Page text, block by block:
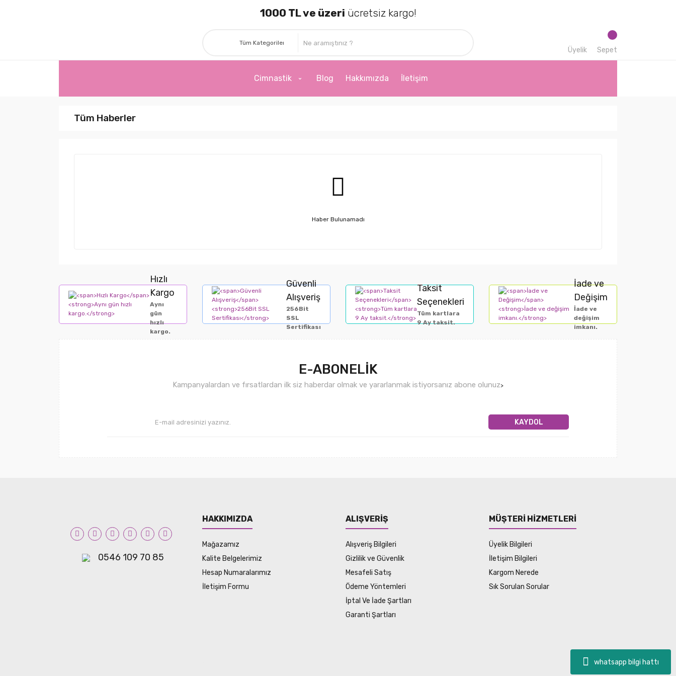
whatsapp bilgi hattı
1000 TL ve üzeri ücretsiz kargo!
Üyelik Sepet
Cimnastik Blog Hakkımızda İletişim
Tüm Haberler
Haber Bulunamadı
Hızlı
Kargo
Aynı
gün
hızlı
kargo.
Güvenli
Alışveriş
256Bit
SSL
Sertifikası
Taksit
Seçenekleri
Tüm kartlara
9 Ay taksit.
İade ve
Değişim
İade ve
değişim
imkanı.
E-ABONELİK
Kampanyalardan ve fırsatlardan ilk siz haberdar olmak ve yararlanmak istiyorsanız abone olunuz>
KAYDOL
0546 109 70 85
HAKKIMIZDA
Mağazamız
Kalite Belgelerimiz
Hesap Numaralarımız
İletişim Formu
ALIŞVERİŞ
Alışveriş Bilgileri
Gizlilik ve Güvenlik
Mesafeli Satış
Ödeme Yöntemleri
İptal Ve İade Şartları
Garanti Şartları
MÜŞTERİ HİZMETLERİ
Üyelik Bilgileri
İletişim Bilgileri
Kargom Nerede
Sık Sorulan Sorular